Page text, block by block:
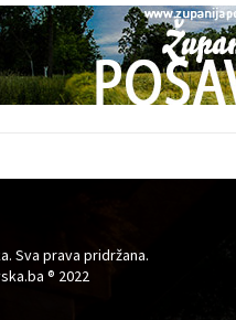
Sva prava pridržana.
® 2022